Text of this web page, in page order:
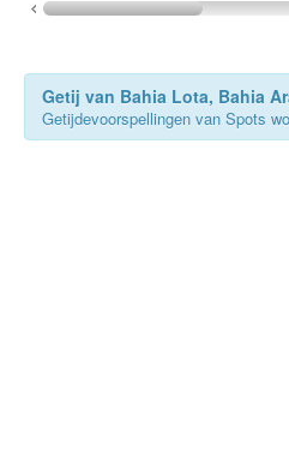
Getij van Bahia Lota, Bahia
Getijdevoorspellingen van Spots